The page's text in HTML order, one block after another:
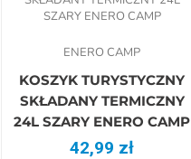
ENERO CAMP
KOSZYK TURYSTYCZNY
SKŁADANY TERMICZNY
24L SZARY ENERO CAMP
42,99 zł